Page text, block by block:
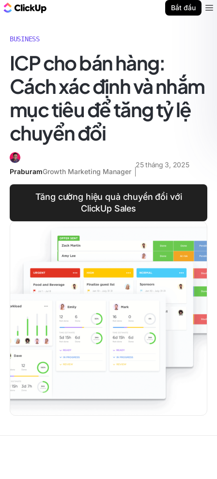
Bắt đầu
BUSINESS
ICP cho bán hàng:
Cách xác định và nhắm
mục tiêu để tăng tỷ lệ
chuyển đổi
PraburamGrowth Marketing Manager
25 tháng 3, 2025
Tăng cường hiệu quả chuyển đổi với
ClickUp Sales